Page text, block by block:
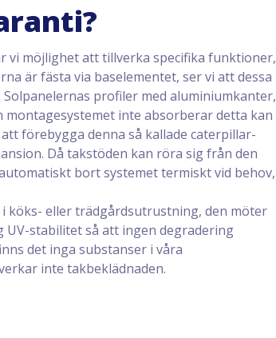
vi möjlighet att tillverka specifika funktioner,
är fästa via baselementet, ser vi att dessa
profiler med aluminiumkanter,
inte absorberar detta kan
förebygga denna så kallade caterpillar-
Då takstöden kan röra sig från den
bort systemet termiskt vid behov,
köks- eller trädgårdsutrustning, den möter
UV-stabilitet så att ingen degradering
det inga substanser i våra
inte takbeklädnaden.